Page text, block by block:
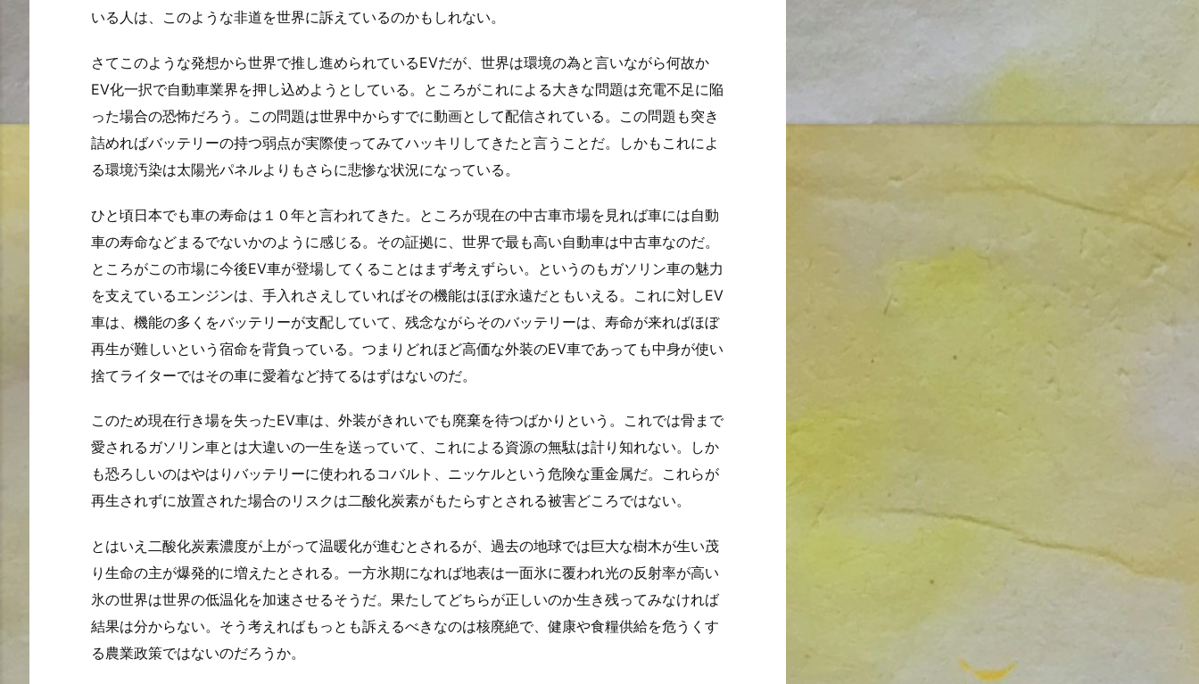
いる人は、このような非道を世界に訴えているのかもしれない。
さてこのような発想から世界で推し進められているEVだが、世界は環境の為と言いながら何故か
EV化一択で自動車業界を押し込めようとしている。ところがこれによる大きな問題は充電不足に陥
った場合の恐怖だろう。この問題は世界中からすでに動画として配信されている。この問題も突き
詰めればバッテリーの持つ弱点が実際使ってみてハッキリしてきたと言うことだ。しかもこれによ
る環境汚染は太陽光パネルよりもさらに悲惨な状況になっている。
ひと頃日本でも車の寿命は１０年と言われてきた。ところが現在の中古車市場を見れば車には自動
車の寿命などまるでないかのように感じる。その証拠に、世界で最も高い自動車は中古車なのだ。
ところがこの市場に今後EV車が登場してくることはまず考えずらい。というのもガソリン車の魅力
を支えているエンジンは、手入れさえしていればその機能はほぼ永遠だともいえる。これに対しEV
車は、機能の多くをバッテリーが支配していて、残念ながらそのバッテリーは、寿命が来ればほぼ
再生が難しいという宿命を背負っている。つまりどれほど高価な外装のEV車であっても中身が使い
捨てライターではその車に愛着など持てるはずはないのだ。
このため現在行き場を失ったEV車は、外装がきれいでも廃棄を待つばかりという。これでは骨まで
愛されるガソリン車とは大違いの一生を送っていて、これによる資源の無駄は計り知れない。しか
も恐ろしいのはやはりバッテリーに使われるコバルト、ニッケルという危険な重金属だ。これらが
再生されずに放置された場合のリスクは二酸化炭素がもたらすとされる被害どころではない。
とはいえ二酸化炭素濃度が上がって温暖化が進むとされるが、過去の地球では巨大な樹木が生い茂
り生命の主が爆発的に増えたとされる。一方氷期になれば地表は一面氷に覆われ光の反射率が高い
氷の世界は世界の低温化を加速させるそうだ。果たしてどちらが正しいのか生き残ってみなければ
結果は分からない。そう考えればもっとも訴えるべきなのは核廃絶で、健康や食糧供給を危うくす
る農業政策ではないのだろうか。